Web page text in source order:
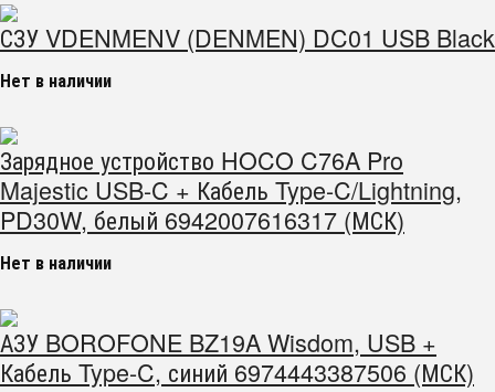
СЗУ VDENMENV (DENMEN) DC01 USB Black
Нет в наличии
Зарядное устройство HOCO C76A Pro
Majestic USB-C + Кабель Type-C/Lightning,
PD30W, белый 6942007616317 (МСК)
Нет в наличии
АЗУ BOROFONE BZ19A Wisdom, USB +
Кабель Type-C, синий 6974443387506 (МСК)